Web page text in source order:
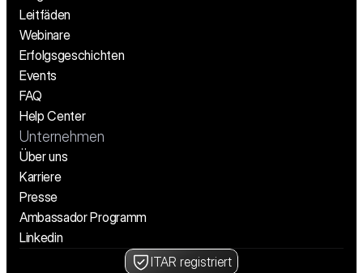
Leitfäden
Webinare
Erfolgsgeschichten
Events
FAQ
Help Center
Unternehmen
Über uns
Karriere
Presse
Ambassador Programm
Linkedin
ITAR registriert